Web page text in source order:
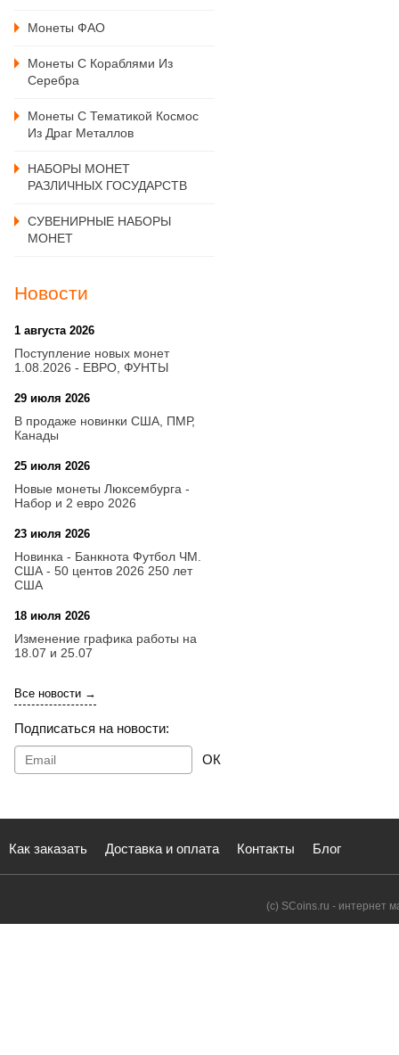
Монеты ФАО
Монеты С Кораблями Из
Серебра
Монеты С Тематикой Космос
Из Драг Металлов
НАБОРЫ МОНЕТ
РАЗЛИЧНЫХ ГОСУДАРСТВ
СУВЕНИРНЫЕ НАБОРЫ
МОНЕТ
Новости
1 августа 2026
Поступление новых монет
1.08.2026 - ЕВРО, ФУНТЫ
29 июля 2026
В продаже новинки США, ПМР,
Канады
25 июля 2026
Новые монеты Люксембурга -
Набор и 2 евро 2026
23 июля 2026
Новинка - Банкнота Футбол ЧМ.
США - 50 центов 2026 250 лет
США
18 июля 2026
Изменение графика работы на
18.07 и 25.07
Все новости →
Подписаться на новости:
ОК
Как заказать Доставка и оплата Контакты Блог
(с) SCoins.ru - интернет